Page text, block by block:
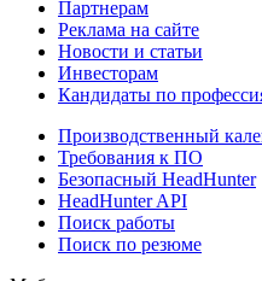
Партнерам
Реклама на сайте
Новости и статьи
Инвесторам
Кандидаты по
Производственный
Требования к ПО
Безопасный HeadHunter
HeadHunter API
Поиск работы
Поиск по резюме